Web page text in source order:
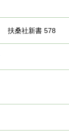
扶桑社新書 578